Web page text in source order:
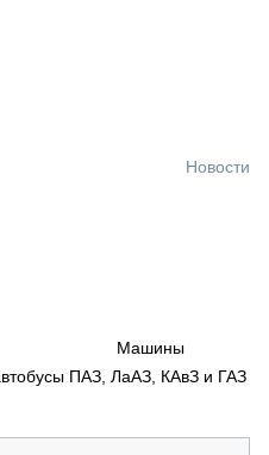
Новости
Машины
ПАЗ, ЛаАЗ, КАвЗ и ГАЗ